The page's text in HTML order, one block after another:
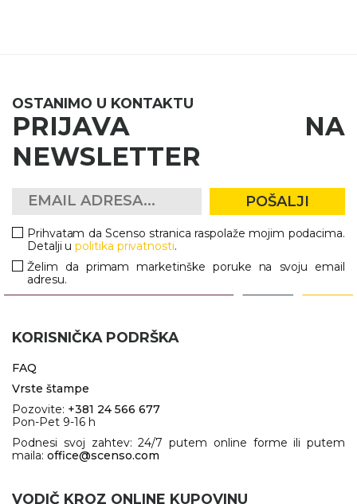
OSTANIMO U KONTAKTU
PRIJAVA NA
NEWSLETTER
POŠALJI
Prihvatam da Scenso stranica raspolaže mojim podacima.
Detalji upolitika privatnosti.
Želim da primam marketinške poruke na svoju email
adresu.
KORISNIČKA PODRŠKA
FAQ
Vrste štampe
Pozovite: +381 24 566 677
Pon-Pet 9-16 h
Podnesi svoj zahtev: 24/7 putem online forme ili putem
maila: office@scenso.com
VODIČ KROZ ONLINE KUPOVINU